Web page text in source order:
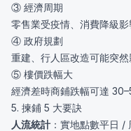
③ 經濟周期
零售業受疫情、消費降級影
④ 政府規劃
重建、行人區改造可能突然
⑤ 樓價跌幅大
經濟差時商鋪跌幅可達
5. 揀鋪 5 大要訣
人流統計 ：實地點數平日 /